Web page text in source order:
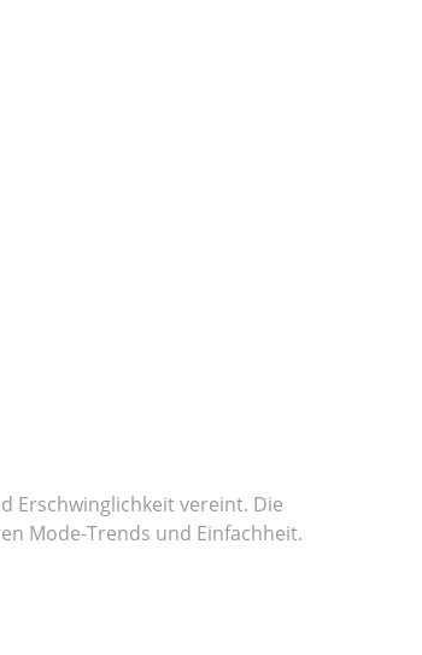
Erschwinglichkeit vereint. Die
Mode-Trends und Einfachheit.